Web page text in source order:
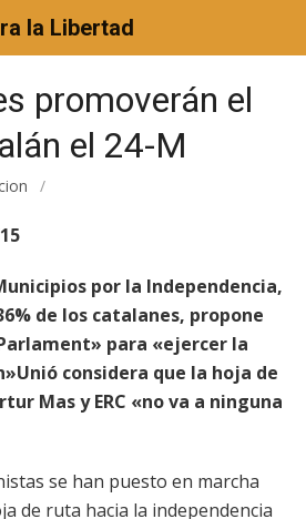
la Libertad
promoverán el
el 24-M
/
por la Independencia,
de los catalanes, propone
para «ejercer la
considera que la hoja de
Mas y ERC «no va a ninguna
se han puesto en marcha
de ruta hacia la independencia